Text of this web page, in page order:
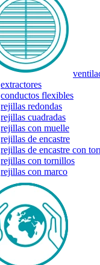
extractores
conductos flexibles
rejillas redondas
rejillas cuadradas
rejillas con muelle
rejillas de encastre
rejillas de encastre con
rejillas con tornillos
rejillas con marco